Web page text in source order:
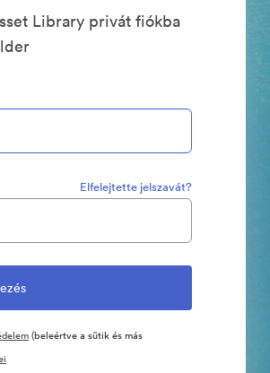
Library privát fiókba
Elfelejtette jelszavát?
(beleértve a sütik és más